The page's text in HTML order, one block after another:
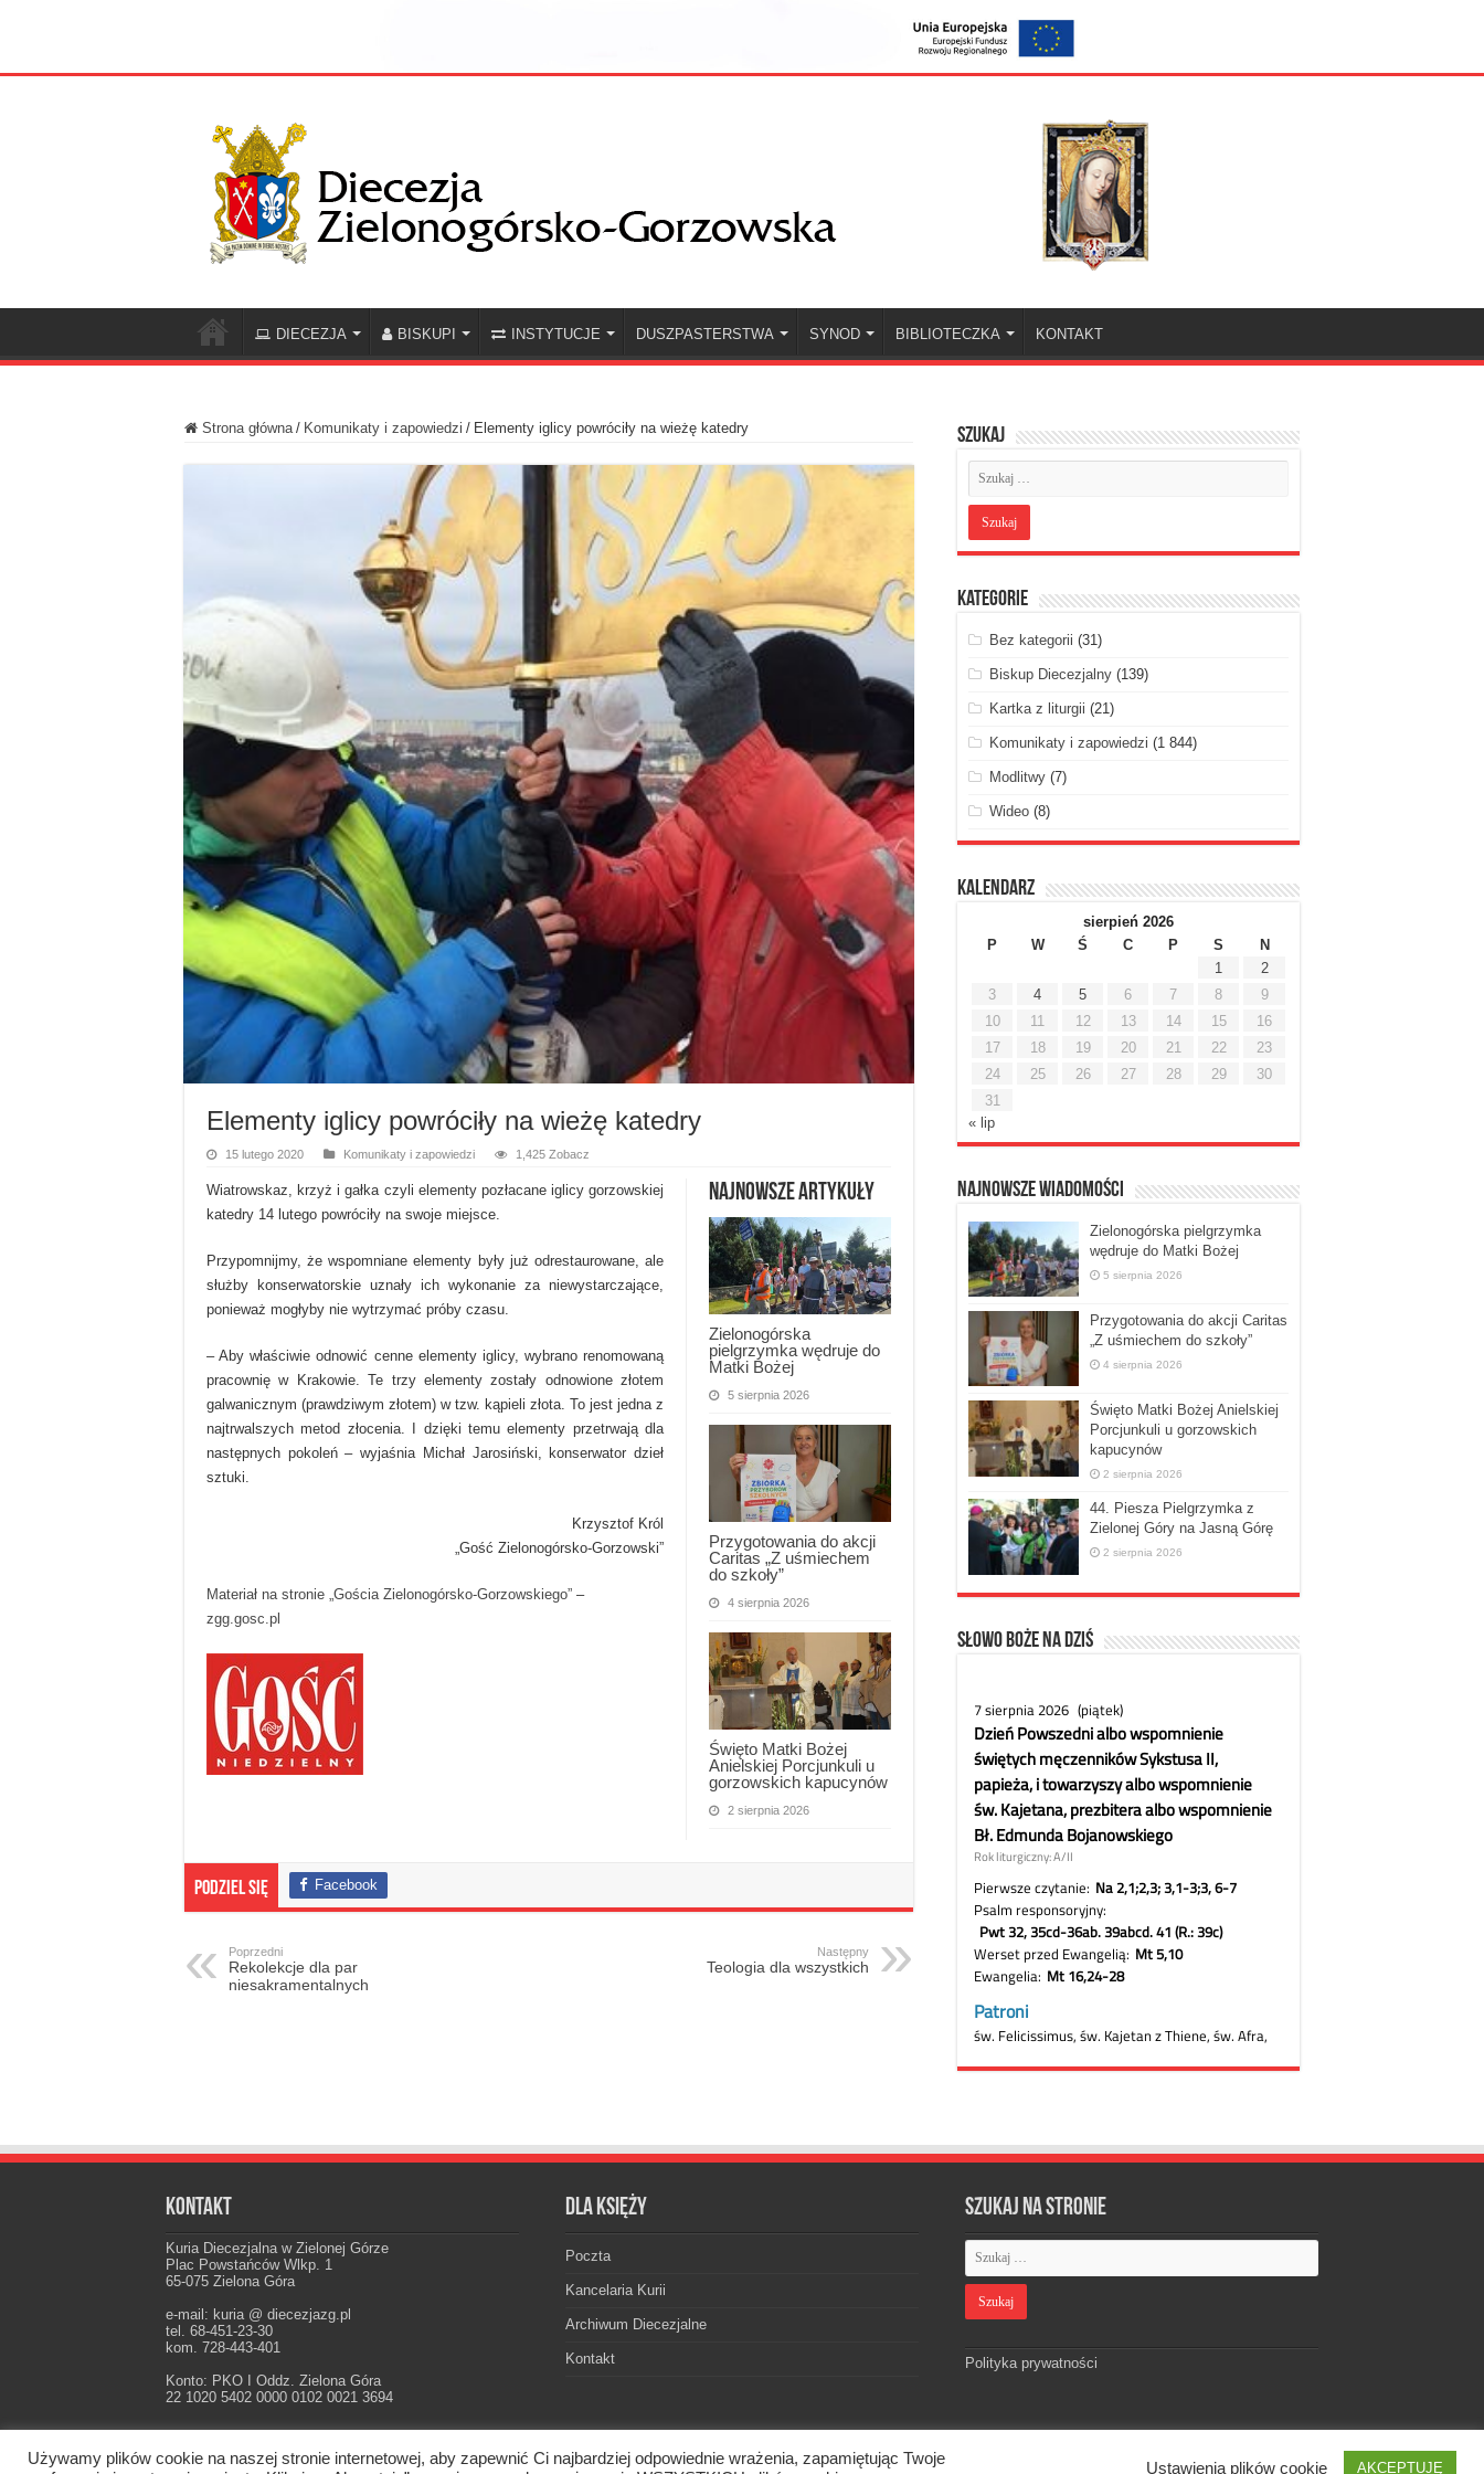
DIECEZJA BISKUPI INSTYTUCJE DUSZPASTERSTWA SYNOD BIBLIOTECZKA KONTAKT
Strona główna / Komunikaty i zapowiedzi / Elementy iglicy powróciły na wieżę katedry
Elementy iglicy powróciły na wieżę katedry
15 lutego 2020 Komunikaty i zapowiedzi 1,425 Zobacz
Najnowsze artykuły
Zielonogórska
pielgrzymka wędruje do
Matki Bożej
5 sierpnia 2026
Przygotowania do akcji
Caritas „Z uśmiechem
do szkoły”
4 sierpnia 2026
Święto Matki Bożej
Anielskiej Porcjunkuli u
gorzowskich kapucynów
2 sierpnia 2026
Wiatrowskaz, krzyż i gałka czyli elementy pozłacane iglicy gorzowskiej
katedry 14 lutego powróciły na swoje miejsce.
Przypomnijmy, że wspomniane elementy były już odrestaurowane, ale
służby konserwatorskie uznały ich wykonanie za niewystarczające,
ponieważ mogłyby nie wytrzymać próby czasu.
– Aby właściwie odnowić cenne elementy iglicy, wybrano renomowaną
pracownię w Krakowie. Te trzy elementy zostały odnowione złotem
galwanicznym (prawdziwym złotem) w tzw. kąpieli złota. To jest jedna z
najtrwalszych metod złocenia. I dzięki temu elementy przetrwają dla
następnych pokoleń – wyjaśnia Michał Jarosiński, konserwator dzieł
sztuki.
Krzysztof Król
„Gość Zielonogórsko-Gorzowski”
Materiał na stronie „Gościa Zielonogórsko-Gorzowskiego” –
zgg.gosc.pl
Podziel się Facebook
Poprzedni
Rekolekcje dla par
niesakramentalnych
Następny
Teologia dla wszystkich
Szukaj
Kategorie
Bez kategorii (31)
Biskup Diecezjalny(139)
Kartka z liturgii (21)
Komunikaty i zapowiedzi (1 844)
Modlitwy(7)
Wideo(8)
Kalendarz
sierpień 2026
P
W Ś C P S
N
1
2
3
4 5 6 7 8
9
10
11 12 13 14 15
16
17
18 19 20 21 22
23
24
25 26 27 28 29
30
31
« lip
Najnowsze Wiadomości
Zielonogórska pielgrzymka
wędruje do Matki Bożej
5 sierpnia 2026
Przygotowania do akcji Caritas
„Z uśmiechem do szkoły”
4 sierpnia 2026
Święto Matki Bożej Anielskiej
Porcjunkuli u gorzowskich
kapucynów
2 sierpnia 2026
44. Piesza Pielgrzymka z
Zielonej Góry na Jasną Górę
2 sierpnia 2026
Słowo Boże na dziś
Kontakt
Kuria Diecezjalna w Zielonej Górze
Plac Powstańców Wlkp. 1
65-075 Zielona Góra
e-mail: kuria @ diecezjazg.pl
tel. 68-451-23-30
kom. 728-443-401
Konto: PKO I Oddz. Zielona Góra
22 1020 5402 0000 0102 0021 3694
Dla księży
Poczta
Kancelaria Kurii
Archiwum Diecezjalne
Kontakt
Szukaj na stronie
Polityka prywatności
Designed byWebdawid
Oficjalna strona Diecezji Zielonogórsko-Gorzowskiej. © 2026. Wszelkie prawa zastrzeżone.
Używamy plików cookie na naszej stronie internetowej, aby zapewnić Ci najbardziej odpowiednie wrażenia, zapamiętując Twoje
Ustawienia plików cookie AKCEPTUJĘ